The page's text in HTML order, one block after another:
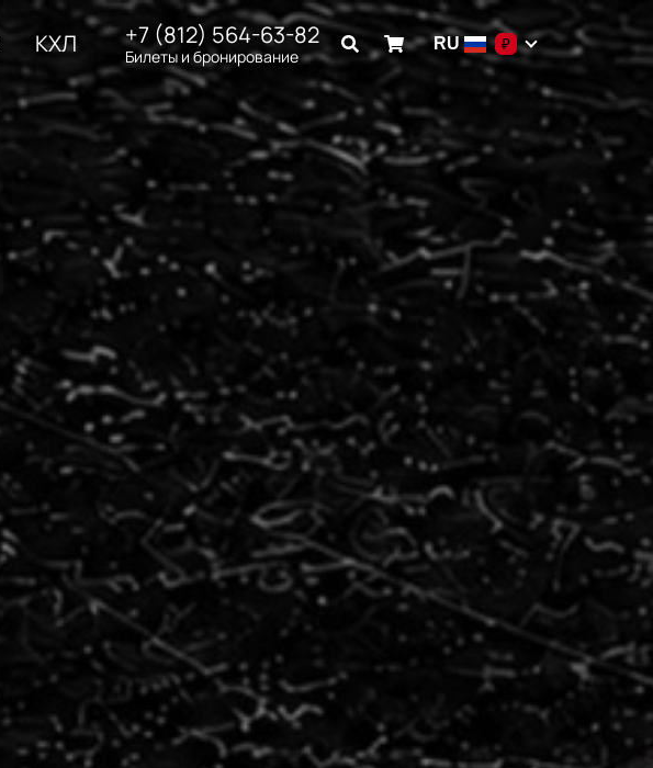
КХЛ +7 (812) 564-63-82
Билеты и бронирование
RU ₽